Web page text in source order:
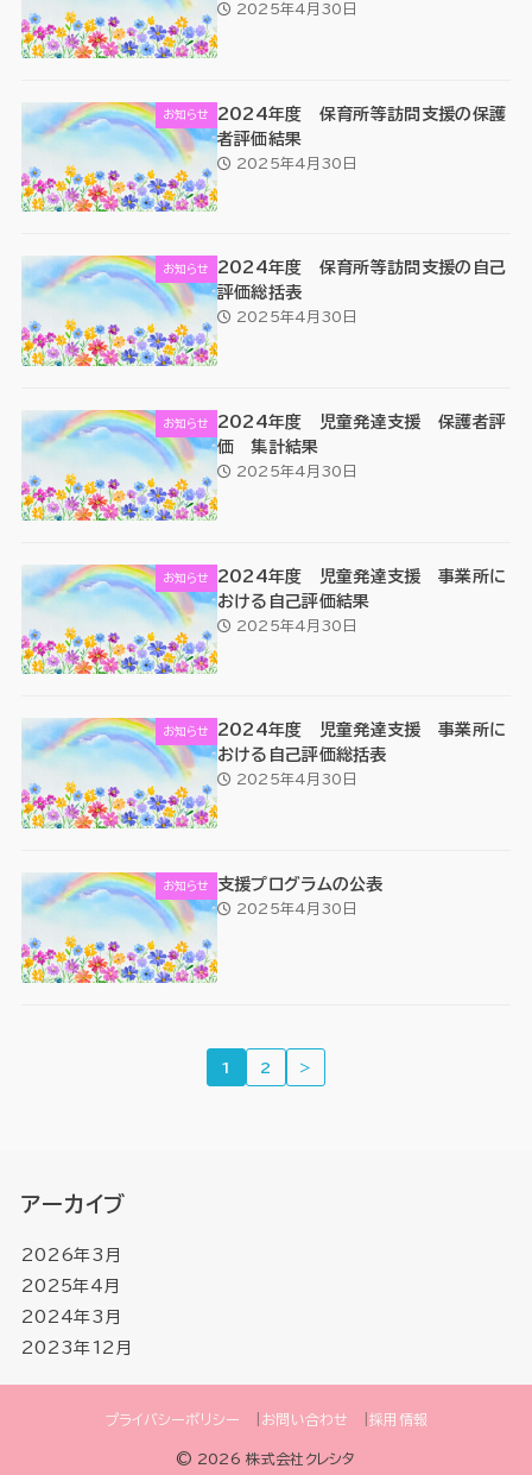
2025年4月30日
お知らせ
2024年度 保育所等訪問支援の保護
者評価結果
2025年4月30日
お知らせ
2024年度 保育所等訪問支援の自己
評価総括表
2025年4月30日
お知らせ
2024年度 児童発達支援 保護者評
価 集計結果
2025年4月30日
お知らせ
2024年度 児童発達支援 事業所に
おける自己評価結果
2025年4月30日
お知らせ
2024年度 児童発達支援 事業所に
おける自己評価総括表
2025年4月30日
お知らせ 支援プログラムの公表
2025年4月30日
1 2 ＞
アーカイブ
2026年3月
2025年4月
2024年3月
2023年12月
プライバシーポリシー お問い合わせ 採用情報
© 2026 株式会社クレシタ